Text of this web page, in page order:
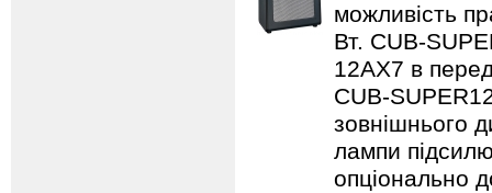
можливість
Вт. CUB-
12AX7 в
CUB-
зовнішнього
лампи
опціонально